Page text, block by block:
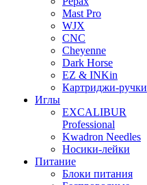
Mast Pro
WJX
CNC
Cheyenne
Dark Horse
EZ & INKin
Картриджи-ручки
Иглы
EXCALIBUR
Professional
Kwadron Needles
Носики-лейки
Питание
Блоки питания